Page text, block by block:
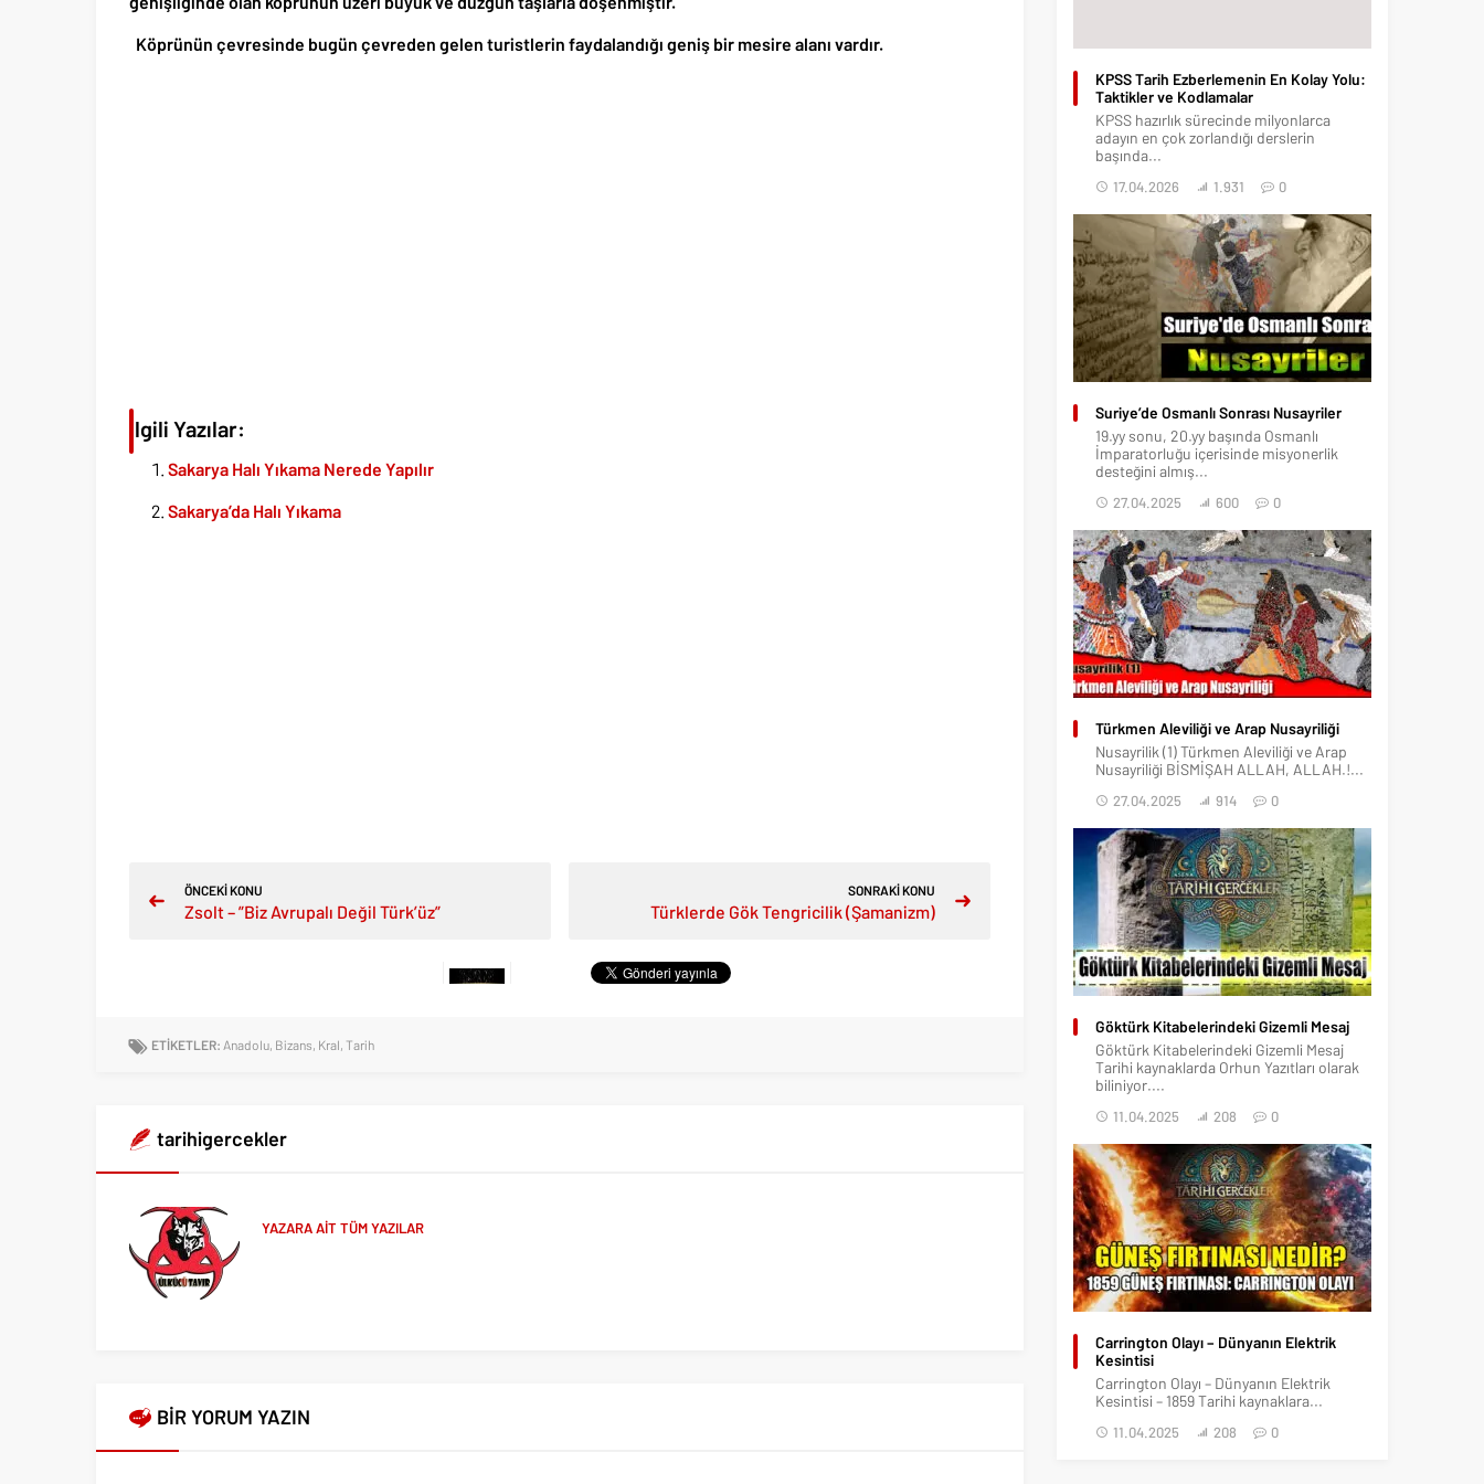
Köprünün çevresinde bugün çevreden gelen turistlerin faydalandığı geniş bir mesire alanı vardır.
İlgili Yazılar:
Sakarya Halı Yıkama Nerede Yapılır
Sakarya’da Halı Yıkama
ÖNCEKİ KONU
Zsolt – ”Biz Avrupalı Değil Türk’üz”
SONRAKİ KONU
Türklerde Gök Tengricilik (Şamanizm)
ETİKETLER: Anadolu, Bizans, Kral, Tarih
tarihigercekler
YAZARA AİT TÜM YAZILAR
BİR YORUM YAZIN
KPSS Tarih Ezberlemenin En Kolay Yolu:
Taktikler ve Kodlamalar
KPSS hazırlık sürecinde milyonlarca
adayın en çok zorlandığı derslerin
başında...
17.04.2026 1.931 0
Suriye’de Osmanlı Sonrası Nusayriler
19.yy sonu, 20.yy başında Osmanlı
İmparatorluğu içerisinde misyonerlik
desteğini almış...
27.04.2025 600 0
Türkmen Aleviliği ve Arap Nusayriliği
Nusayrilik (1) Türkmen Aleviliği ve Arap
Nusayriliği BİSMİŞAH ALLAH, ALLAH.!...
27.04.2025 914 0
Göktürk Kitabelerindeki Gizemli Mesaj
Göktürk Kitabelerindeki Gizemli Mesaj
Tarihi kaynaklarda Orhun Yazıtları olarak
biliniyor....
11.04.2025 208 0
Carrington Olayı – Dünyanın Elektrik
Kesintisi
Carrington Olayı – Dünyanın Elektrik
Kesintisi – 1859 Tarihi kaynaklara...
11.04.2025 208 0